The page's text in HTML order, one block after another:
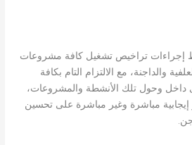
إجراءات تراخيص تشغيل كافة مشروعات
والداجنة، مع الالتزام التام بكافة
داخل وحول تلك الأنشطة والمشروعات،
مباشرة وغير مباشرة على تحسين